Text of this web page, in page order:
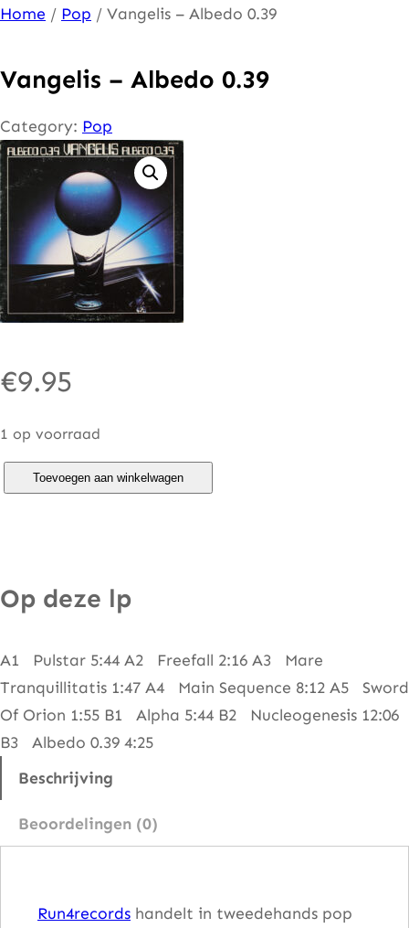
Ga
de
inhoud
Home / Pop / Vangelis – Albedo 0.39
Vangelis – Albedo 0.39
Category: Pop
€9.95
1 op voorraad
s
–
A
l
e
Toevoegen aan winkelwagen
Op deze lp
A1 Pulstar 5:44 A2 Freefall 2:16 A3 Mare
Tranquillitatis 1:47 A4 Main Sequence 8:12 A5 Sword
Of Orion 1:55 B1 Alpha 5:44 B2 Nucleogenesis 12:06
B3 Albedo 0.39 4:25
Beschrijving
Beoordelingen (0)
Run4records handelt in tweedehands pop